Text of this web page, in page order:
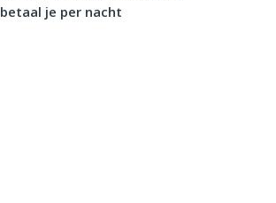
betaal je per nacht